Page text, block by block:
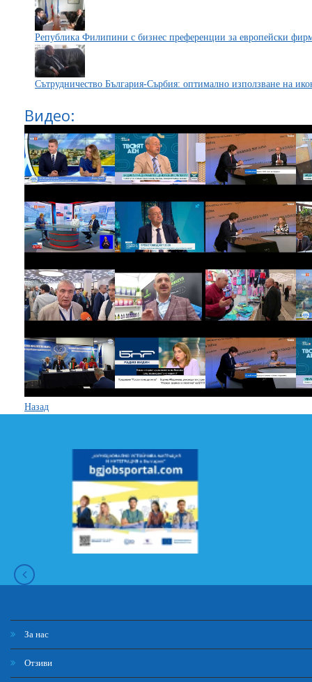
Република Филипини с бизнес преференции за европейски
Сътрудничество България-Сърбия: оптимално използване на
Видео:
Назад
За нас
Отзиви